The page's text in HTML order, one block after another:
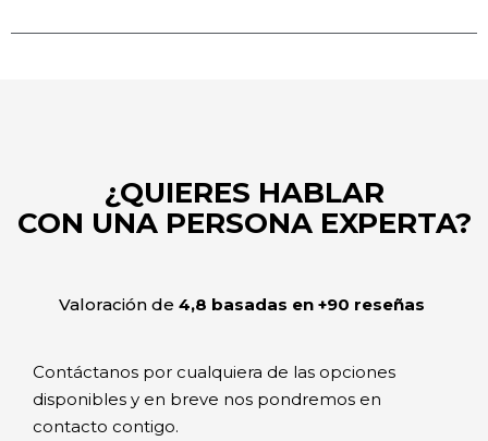
¿QUIERES HABLAR
CON UNA PERSONA EXPERTA?
Valoración de 4,8 basadas en +90 reseñas
Contáctanos por cualquiera de las opciones
disponibles y en breve nos pondremos en
contacto contigo.